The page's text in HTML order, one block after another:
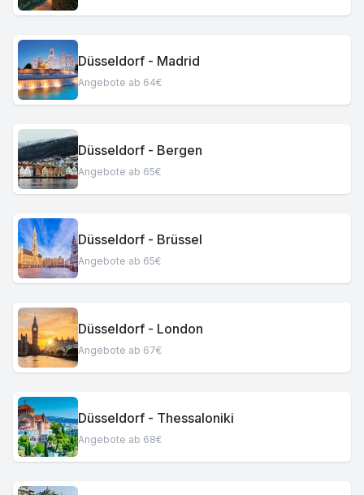
Düsseldorf - Madrid
Angebote ab 64€
Düsseldorf - Bergen
Angebote ab 65€
Düsseldorf - Brüssel
Angebote ab 65€
Düsseldorf - London
Angebote ab 67€
Düsseldorf - Thessaloniki
Angebote ab 68€